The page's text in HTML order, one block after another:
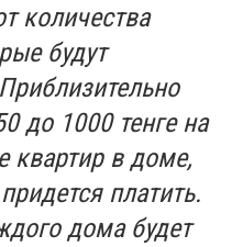
количества
будут
до 1000 тенге на
квартир в доме,
платить.
дома будет